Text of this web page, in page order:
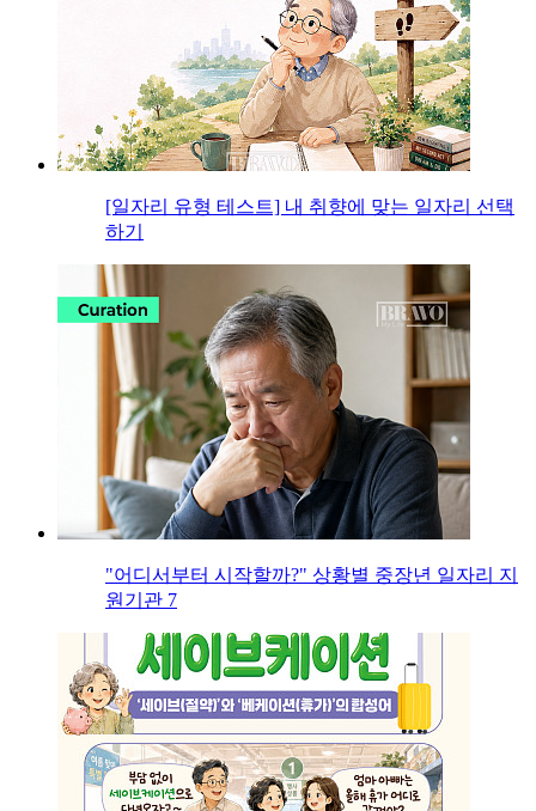
[일자리 유형 테스트] 내 취향에 맞는 일자리 선택
하기
"어디서부터 시작할까?" 상황별 중장년 일자리 지
원기관 7